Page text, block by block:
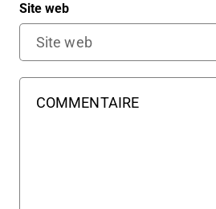
Site web